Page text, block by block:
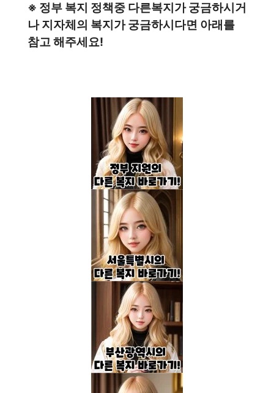
※ 정부 복지 정책중 다른복지가 궁금하시거
나 지자체의 복지가 궁금하시다면 아래를
참고 해주세요!